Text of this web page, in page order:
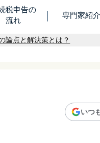
税申告の
流れ
専門家紹介
論点と解決策とは？
いつ